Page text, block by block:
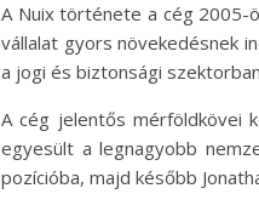
A Nuix története a cég 2005-
vállalat gyors növekedésnek
a jogi és biztonsági
A cég jelentős mérföldkövei
egyesült a legnagyobb
pozícióba, majd később